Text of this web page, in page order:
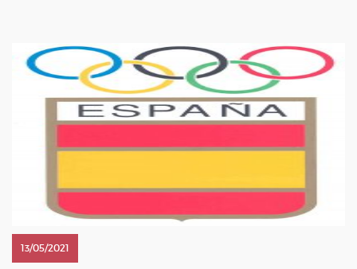
13/05/2021